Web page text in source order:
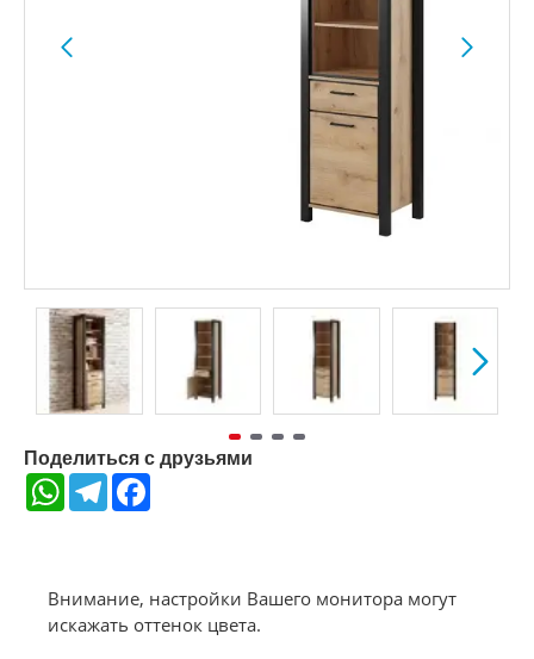
Поделиться с друзьями
WhatsAppTelegram
Внимание, настройки Вашего монитора могут
искажать оттенок цвета.